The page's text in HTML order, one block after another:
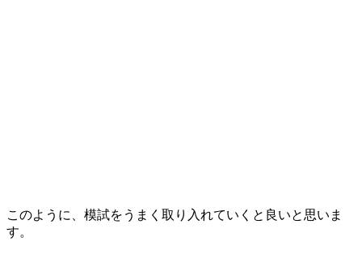
このように、模試をうまく取り入れていくと良いと思いま
す。